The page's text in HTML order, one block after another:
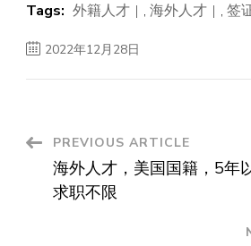
Tags: 外籍人才 , 海外人才 , 签
2022年12月28日
Post
Navigation
PREVIOUS ARTICLE
海外人才，美国国籍，5年
求职不限